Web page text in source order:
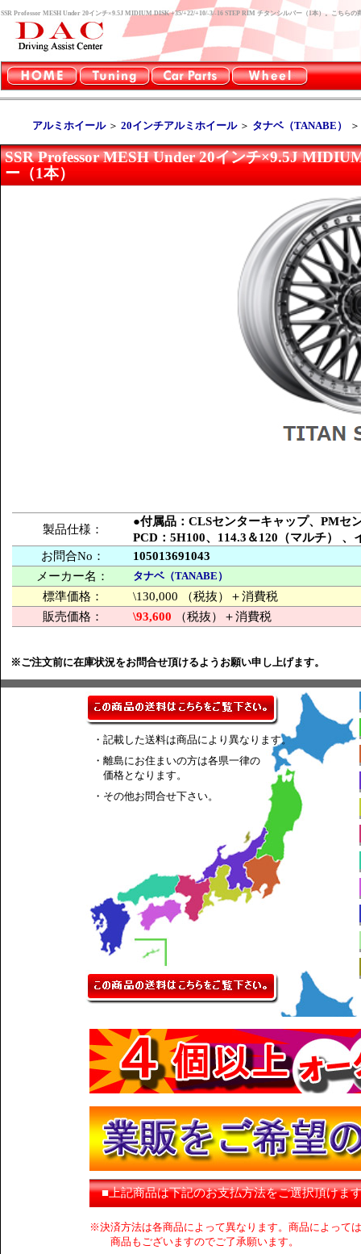
SSR Professor MESH Under 20インチ×9.5J MIDIUM DISK +35/+22/+10/-3/-16 STEP RIM チタンシルバー（1本）。こちら
アルミホイール＞ 20インチアルミホイール＞ タナベ（TANABE）
SSR Professor MESH Under 20インチ×9.5J
ー（1本）
製品仕様：
●付属品：CLSセンターキャップ、PM
PCD：5H100、114.3＆120（マルチ） 、
お問合No：
105013691043
メーカー名：
タナベ（TANABE）
標準価格：
\130,000 （税抜）＋消費税
販売価格：
\93,600 （税抜）＋消費税
※ご注文前に在庫状況をお問合せ頂けるようお願い申し上げます。
・記載した送料は商品により異なります。
・離島にお住まいの方は各県一律の
価格となります。
・その他お問合せ下さい。
■上記商品は下記のお支払方法をご選択頂けま
※決済方法は各商品によって異なります。商品によって
商品もございますのでご了承願います。